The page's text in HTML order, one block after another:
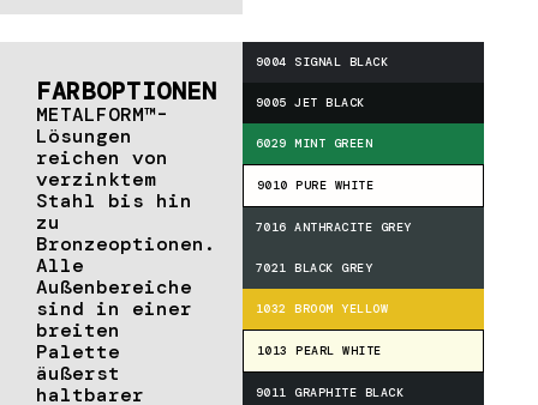
FARBOPTIONEN
METALFORM™-
Lösungen
reichen von
verzinktem
Stahl bis hin
zu
Bronzeoptionen.
Alle
Außenbereiche
sind in einer
breiten
Palette
äußerst
haltbarer
9004 SIGNAL BLACK
9005 JET BLACK
6029 MINT GREEN
9010 PURE WHITE
7016 ANTHRACITE GREY
7021 BLACK GREY
1032 BROOM YELLOW
1013 PEARL WHITE
9011 GRAPHITE BLACK